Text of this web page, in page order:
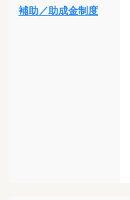
補助／助成金制度